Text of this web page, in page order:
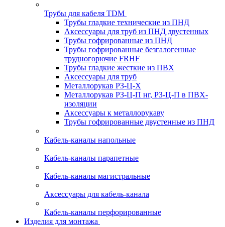
Трубы для кабеля TDM
Трубы гладкие технические из ПНД
Аксессуары для труб из ПНД двустенных
Трубы гофрированные из ПНД
Трубы гофрированные безгалогенные
трудногорючие FRHF
Трубы гладкие жесткие из ПВХ
Аксессуары для труб
Металлорукав РЗ-Ц-Х
Металлорукав РЗ-Ц-П нг, РЗ-Ц-П в ПВХ-
изоляции
Аксессуары к металлорукаву
Трубы гофрированные двустенные из ПНД
Кабель-каналы напольные
Кабель-каналы парапетные
Кабель-каналы магистральные
Аксессуары для кабель-канала
Кабель-каналы перфорированные
Изделия для монтажа